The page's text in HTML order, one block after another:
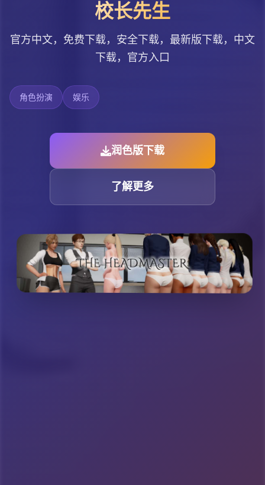
校长先生
官方中文，免费下载，安全下载，最新版下载，中文
下载，官方入口
角色扮演 娱乐
润色版下载
了解更多